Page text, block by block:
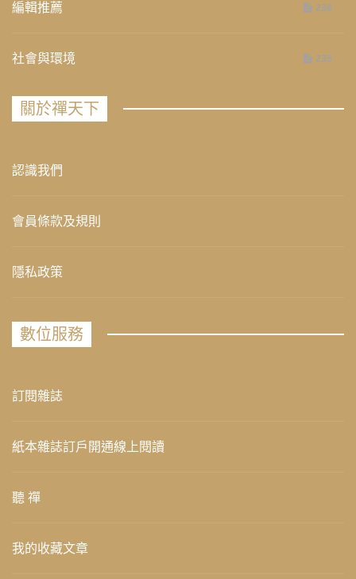
編輯推薦 236
社會與環境 235
關於禪天下
認識我們
會員條款及規則
隱私政策
數位服務
訂閱雜誌
紙本雜誌訂戶開通線上閱讀
聽 禪
我的收藏文章